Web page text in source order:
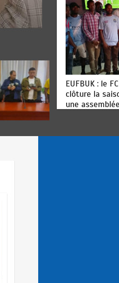
par CONGOLEO
EUFBUK : le
clôture la
une
juillet 17, 2026